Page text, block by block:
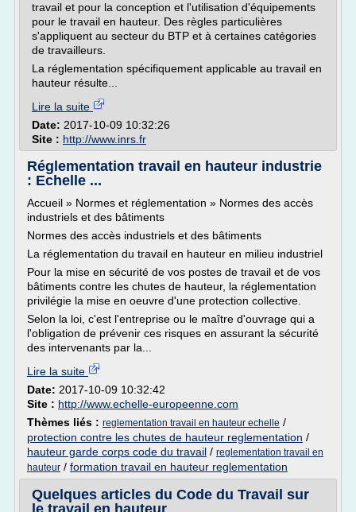
travail et pour la conception et l'utilisation d'équipements
pour le travail en hauteur. Des règles particulières
s'appliquent au secteur du BTP et à certaines catégories
de travailleurs.
La réglementation spécifiquement applicable au travail en
hauteur résulte...
Lire la suite
Date: 2017-10-09 10:32:26
Site : http://www.inrs.fr
Réglementation travail en hauteur industrie
: Echelle ...
Accueil » Normes et réglementation » Normes des accès
industriels et des bâtiments
Normes des accès industriels et des bâtiments
La réglementation du travail en hauteur en milieu industriel
Pour la mise en sécurité de vos postes de travail et de vos
bâtiments contre les chutes de hauteur, la réglementation
privilégie la mise en oeuvre d'une protection collective.
Selon la loi, c'est l'entreprise ou le maître d'ouvrage qui a
l'obligation de prévenir ces risques en assurant la sécurité
des intervenants par la...
Lire la suite
Date: 2017-10-09 10:32:42
Site : http://www.echelle-europeenne.com
Thèmes liés : reglementation travail en hauteur echelle /
protection contre les chutes de hauteur reglementation /
hauteur garde corps code du travail / reglementation travail en
hauteur / formation travail en hauteur reglementation
Quelques articles du Code du Travail sur
le travail en hauteur